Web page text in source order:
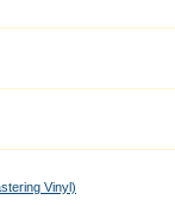
Vinyl)